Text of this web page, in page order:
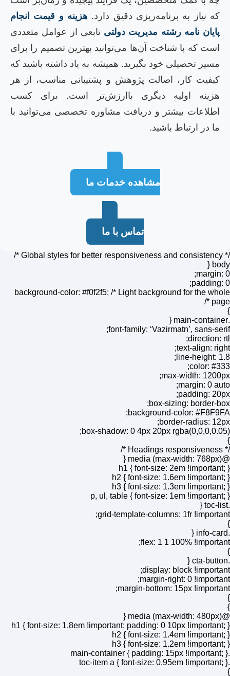
نیاز به برنامه‌ریزی دقیق دارد. هزینه و قیمت انجام
نامه رشته مدیریت دولتیتابعی از عوامل متعددی
که با شناخت آن‌ها می‌توانید بهترین تصمیم را برای
تحصیلی خود بگیرید. همیشه به یاد داشته باشید که
کار، اصالت پژوهش و پشتیبانی مناسب، از هر
اولیه دیگری باارزش‌تر است. برای کسب
بیشتر و دریافت مشاوره تخصصی می‌توانید با
در ارتباط باشید.
مشاهده خدمات ما
تماس با ما
background-color: #f0f2f5; /* Light background for the
font-family: ‘Vazirmatn’, sans-
text-align:
line-height:
color:
max-width:
margin: 0
padding:
box-sizing: border-
background-color:
border-radius:
box-shadow: 0 4px 20px
h1 { font-size: 2em
h2 { font-size: 1.6em
h3 { font-size: 1.3em
p, ul, table { font-size: 1em
grid-template-columns: 1fr
flex: 1 1 100%
display: block
margin-right: 0
margin-bottom: 15px
h1 { font-size: 1.8em !important; padding: 0 10px
h2 { font-size: 1.4em
h3 { font-size: 1.2em